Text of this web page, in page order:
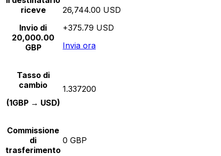
riceve
Invio di
20,000.00
GBP
26,744.00 USD
+375.79 USD
Invia ora
Tasso di
cambio
(1GBP → USD)
1.337200
Commissione
di
trasferimento
0 GBP